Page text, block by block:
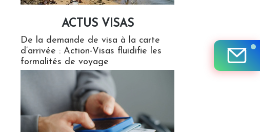
ACTUS VISAS
De la demande de visa à la carte
d’arrivée : Action-Visas fluidifie les
formalités de voyage